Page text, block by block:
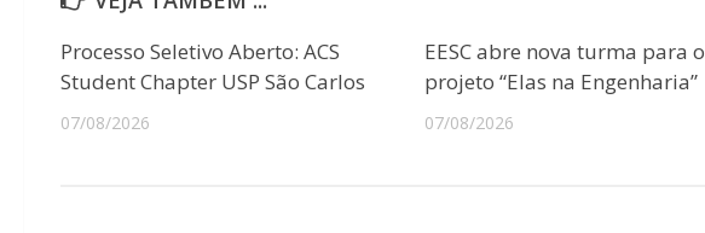
Processo Seletivo Aberto: ACS
Student Chapter USP São Carlos
07/08/2026
EESC abre nova turma para o
projeto “Elas na Engenharia”
07/08/2026